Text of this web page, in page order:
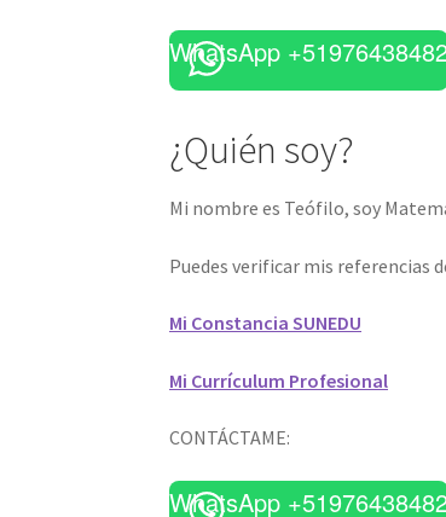
WhatsApp
¿Quién soy?
Mi nombre es Teófilo, soy
Puedes verificar mis referencias
Mi Constancia SUNEDU
Mi Currículum Profesional
CONTÁCTAME:
WhatsApp